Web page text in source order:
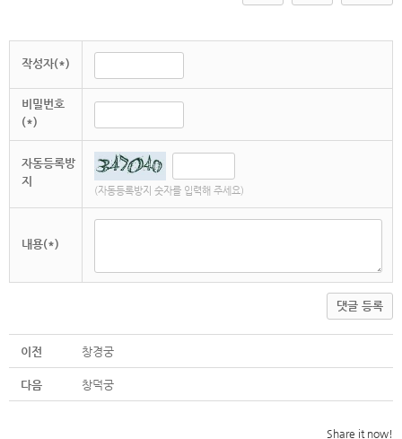
작성자(*)
비밀번호
(*)
자동등록방
지
(자동등록방지 숫자를 입력해 주세요)
내용(*)
댓글 등록
이전 창경궁
다음 창덕궁
Share it now!